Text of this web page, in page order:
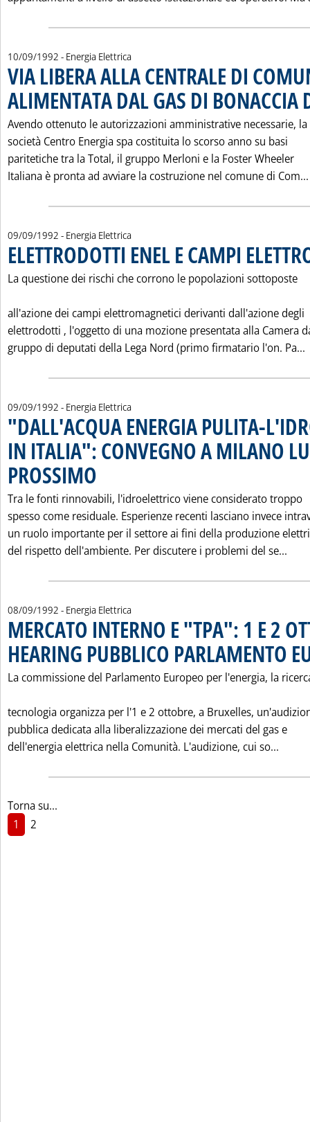
10/09/1992 - Energia Elettrica
VIA LIBERA ALLA CENTRALE DI
ALIMENTATA DAL GAS DI BONACCIA
Avendo ottenuto le autorizzazioni amministrative necessarie, la
società Centro Energia spa costituita lo scorso anno su basi
paritetiche tra la Total, il gruppo Merloni e la Foster Wheeler
Italiana è pronta ad avviare la costruzione nel comune di Com...
09/09/1992 - Energia Elettrica
ELETTRODOTTI ENEL E CAMPI
La questione dei rischi che corrono le popolazioni sottoposte
all'azione dei campi elettromagnetici derivanti dall'azione degli
elettrodotti ‚ l'oggetto di una mozione presentata alla Camera
gruppo di deputati della Lega Nord (primo firmatario l'on. Pa...
09/09/1992 - Energia Elettrica
"DALL'ACQUA ENERGIA PULITA-
IN ITALIA": CONVEGNO A MILANO
PROSSIMO
Tra le fonti rinnovabili, l'idroelettrico viene considerato troppo
spesso come residuale. Esperienze recenti lasciano invece
un ruolo importante per il settore ai fini della produzione
del rispetto dell'ambiente. Per discutere i problemi del se...
08/09/1992 - Energia Elettrica
MERCATO INTERNO E "TPA": 1 E 2
HEARING PUBBLICO PARLAMENTO
La commissione del Parlamento Europeo per l'energia, la
tecnologia organizza per l'1 e 2 ottobre, a Bruxelles,
pubblica dedicata alla liberalizzazione dei mercati del gas e
dell'energia elettrica nella Comunità. L'audizione, cui so...
Torna su...
1
2